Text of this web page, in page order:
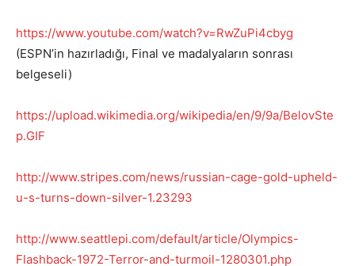
https://www.youtube.com/watch?v=RwZuPi4cbyg
(ESPN’in hazırladığı, Final ve madalyaların sonrası
belgeseli)
https://upload.wikimedia.org/wikipedia/en/9/9a/BelovSte
p.GIF
http://www.stripes.com/news/russian-cage-gold-upheld-
u-s-turns-down-silver-1.23293
http://www.seattlepi.com/default/article/Olympics-
Flashback-1972-Terror-and-turmoil-1280301.php